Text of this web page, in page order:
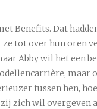
Benefits. Dat
tot over hun oren
Abby wil het een
maar
tussen hen,
zich wil overgeven